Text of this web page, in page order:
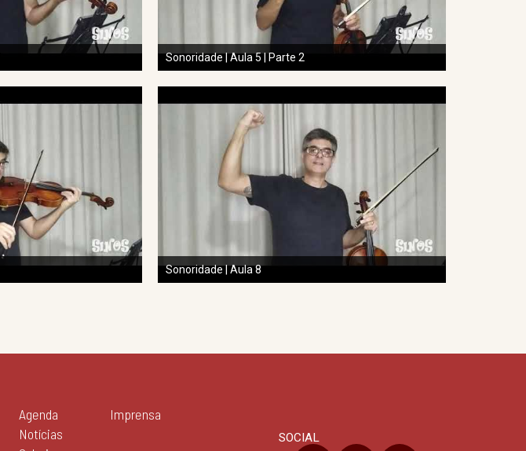
Sonoridade | Aula 5 | Parte 2
Sonoridade | Aula 8
Agenda
Notícias
Imprensa
SOCIAL